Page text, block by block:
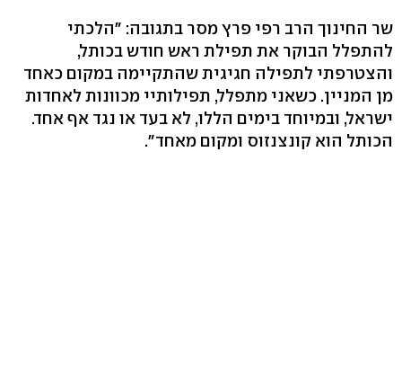
שר החינוך הרב רפי פרץ מסר בתגובה: "הלכתי
להתפלל הבוקר את תפילת ראש חודש בכותל,
והצטרפתי לתפילה חגיגית שהתקיימה במקום כאחד
מן המניין. כשאני מתפלל, תפילותיי מכוונות לאחדות
ישראל, ובמיוחד בימים הללו, לא בעד או נגד אף אחד.
הכותל הוא קונצנזוס ומקום מאחד".